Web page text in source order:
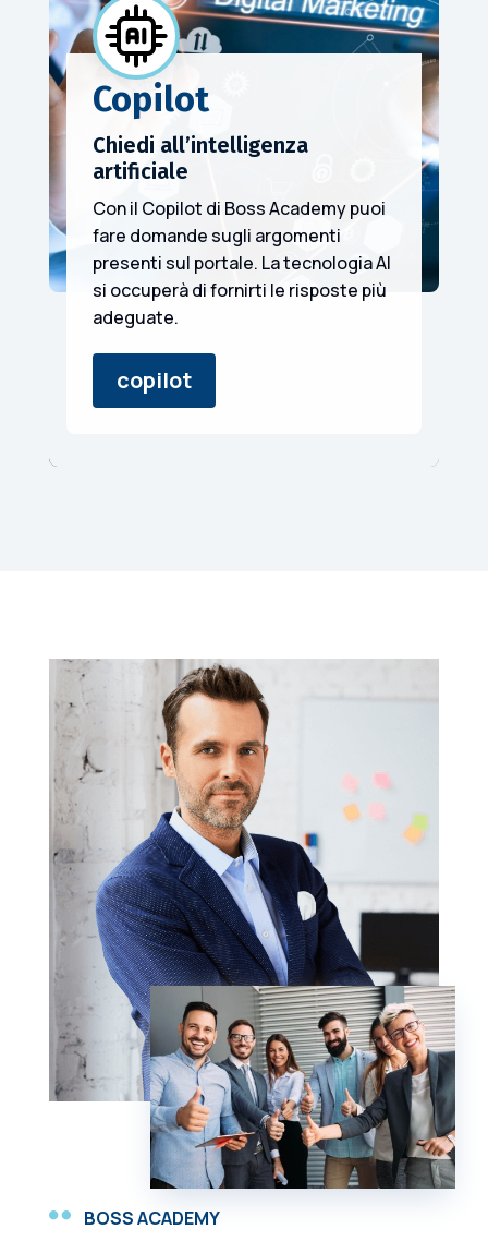
Copilot
Chiedi all’intelligenza
artificiale
Con il Copilot di Boss Academy puoi
fare domande sugli argomenti
presenti sul portale. La tecnologia AI
si occuperà di fornirti le risposte più
adeguate.
copilot
BOSS ACADEMY